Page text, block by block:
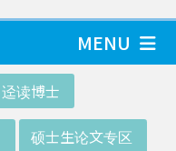
MENU
迳读博士
硕士生论文专区